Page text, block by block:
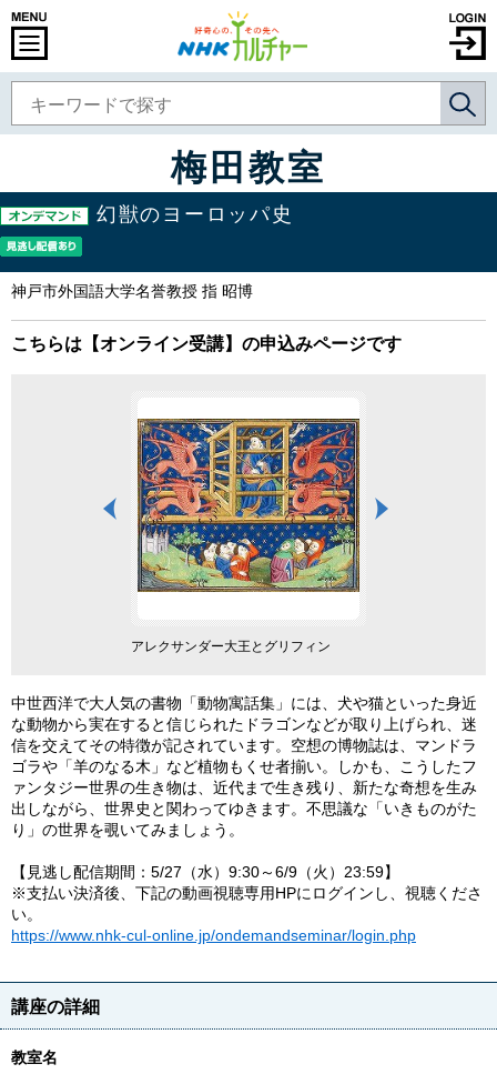
梅田教室
幻獣のヨーロッパ史
神戸市外国語大学名誉教授 指 昭博
こちらは【オンライン受講】の申込みページです
アレクサンダー大王とグリフィン
中世西洋で大人気の書物「動物寓話集」には、犬や猫といった身近
な動物から実在すると信じられたドラゴンなどが取り上げられ、迷
信を交えてその特徴が記されています。空想の博物誌は、マンドラ
ゴラや「羊のなる木」など植物もくせ者揃い。しかも、こうしたフ
ァンタジー世界の生き物は、近代まで生き残り、新たな奇想を生み
出しながら、世界史と関わってゆきます。不思議な「いきものがた
り」の世界を覗いてみましょう。
【見逃し配信期間：5/27（水）9:30～6/9（火）23:59】
※支払い決済後、下記の動画視聴専用HPにログインし、視聴くださ
い。
https://www.nhk-cul-online.jp/ondemandseminar/login.php
講座の詳細
教室名